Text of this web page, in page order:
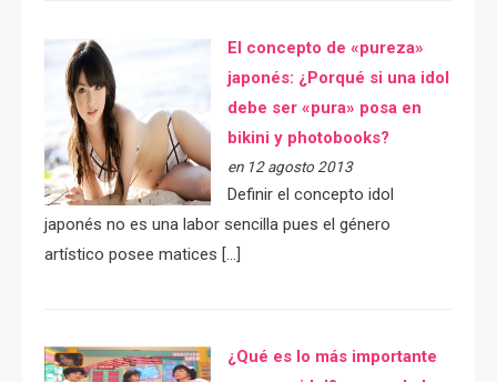
El concepto de «pureza»
japonés: ¿Porqué si una idol
debe ser «pura» posa en
bikini y photobooks?
en 12 agosto 2013
Definir el concepto idol
japonés no es una labor sencilla pues el género
artístico posee matices […]
¿Qué es lo más importante